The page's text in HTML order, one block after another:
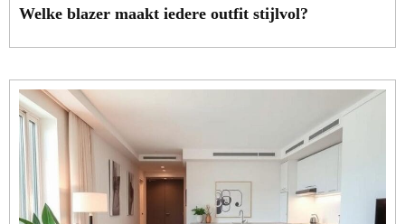
Welke blazer maakt iedere outfit stijlvol?